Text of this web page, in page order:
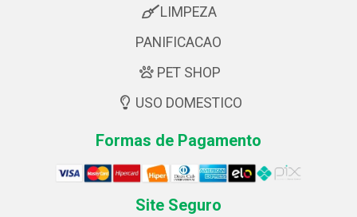
LIMPEZA
PANIFICACAO
PET SHOP
USO DOMESTICO
Formas de Pagamento
Site Seguro